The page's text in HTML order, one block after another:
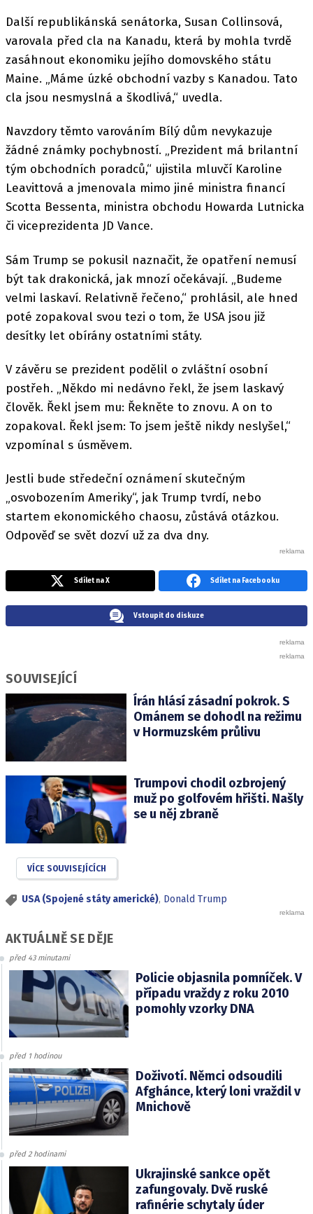
Další republikánská senátorka, Susan Collinsová,
varovala před cla na Kanadu, která by mohla tvrdě
zasáhnout ekonomiku jejího domovského státu
Maine. „Máme úzké obchodní vazby s Kanadou. Tato
cla jsou nesmyslná a škodlivá,“ uvedla.
Navzdory těmto varováním Bílý dům nevykazuje
žádné známky pochybností. „Prezident má brilantní
tým obchodních poradců,“ ujistila mluvčí Karoline
Leavittová a jmenovala mimo jiné ministra financí
Scotta Bessenta, ministra obchodu Howarda Lutnicka
či viceprezidenta JD Vance.
Sám Trump se pokusil naznačit, že opatření nemusí
být tak drakonická, jak mnozí očekávají. „Budeme
velmi laskaví. Relativně řečeno,“ prohlásil, ale hned
poté zopakoval svou tezi o tom, že USA jsou již
desítky let obírány ostatními státy.
V závěru se prezident podělil o zvláštní osobní
postřeh. „Někdo mi nedávno řekl, že jsem laskavý
člověk. Řekl jsem mu: Řekněte to znovu. A on to
zopakoval. Řekl jsem: To jsem ještě nikdy neslyšel,“
vzpomínal s úsměvem.
Jestli bude středeční oznámení skutečným
„osvobozením Ameriky“, jak Trump tvrdí, nebo
startem ekonomického chaosu, zůstává otázkou.
Odpověď se svět dozví už za dva dny.
Sdílet na X Sdílet na Facebooku
Vstoupit do diskuze
SOUVISEJÍCÍ
Írán hlásí zásadní pokrok. S
Ománem se dohodl na režimu
v Hormuzském průlivu
Trumpovi chodil ozbrojený
muž po golfovém hřišti. Našly
se u něj zbraně
VÍCE SOUVISEJÍCÍCH
USA (Spojené státy americké), Donald Trump
AKTUÁLNĚ SE DĚJE
před 43 minutami
Policie objasnila pomníček. V
případu vraždy z roku 2010
pomohly vzorky DNA
před 1 hodinou
Doživotí. Němci odsoudili
Afghánce, který loni vraždil v
Mnichově
před 2 hodinami
Ukrajinské sankce opět
zafungovaly. Dvě ruské
rafinérie schytaly úder